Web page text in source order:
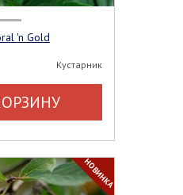
'n Gold
Кустарник
НОВИНКА